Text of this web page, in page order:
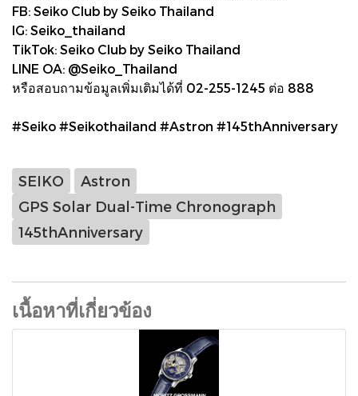
FB: Seiko Club by Seiko Thailand
IG: Seiko_thailand
TikTok: Seiko Club by Seiko Thailand
LINE OA: @Seiko_Thailand
หรือสอบถามข้อมูลเพิ่มเติมได้ที่ 02-255-1245 ต่อ 888
#Seiko #Seikothailand #Astron #145thAnniversary
SEIKO
Astron
GPS Solar Dual-Time Chronograph
145thAnniversary
เนื้อหาที่เกี่ยวข้อง